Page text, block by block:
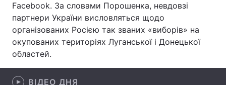
Екологія Регіони
Лонгріди
Facebook. За словами Порошенка, невдовзі
партнери України висловляться щодо
організованих Росією так званих «виборів» на
окупованих територіях Луганської і Донецької
областей.
ВІДЕО ДНЯ